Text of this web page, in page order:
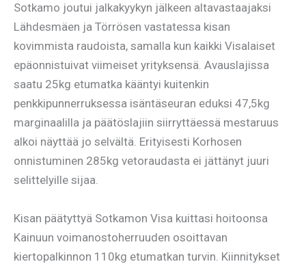
Sotkamo joutui jalkakyykyn jälkeen altavastaajaksi
Lähdesmäen ja Törrösen vastatessa kisan
kovimmista raudoista, samalla kun kaikki Visalaiset
epäonnistuivat viimeiset yrityksensä. Avauslajissa
saatu 25kg etumatka kääntyi kuitenkin
penkkipunnerruksessa isäntäseuran eduksi 47,5kg
marginaalilla ja päätöslajiin siirryttäessä mestaruus
alkoi näyttää jo selvältä. Erityisesti Korhosen
onnistuminen 285kg vetoraudasta ei jättänyt juuri
selittelyille sijaa.
Kisan päätyttyä Sotkamon Visa kuittasi hoitoonsa
Kainuun voimanostoherruuden osoittavan
kiertopalkinnon 110kg etumatkan turvin. Kiinnitykset